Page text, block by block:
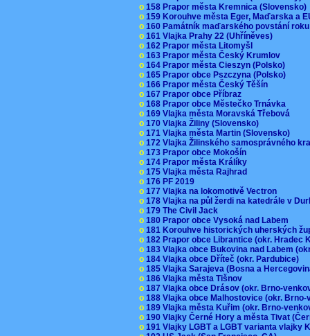
o 158 Prapor města Kremnica (Slovensko)
o 159 Korouhve města Eger, Maďarska a
o 160 Památník maďarského povstání
o 161 Vlajka Prahy 22 (Uhříněves)
o 162 Prapor města Litomyšl
o 163 Prapor města Český Krumlov
o 164 Prapor města Cieszyn (Polsko)
o 165 Prapor obce Pszczyna (Polsko)
o 166 Prapor města Český Těšín
o 167 Prapor obce Příbraz
o 168 Prapor obce Městečko Trnávka
o 169 Vlajka města Moravská Třebová
o 170 Vlajka Žiliny (Slovensko)
o 171 Vlajka města Martin (Slovensko)
o 172 Vlajka Žilinského samosprávného
o 173 Prapor obce Mokošín
o 174 Prapor města Králíky
o 175 Vlajka města Rajhrad
o 176 PF 2019
o 177 Vlajka na lokomotivě Vectron
o 178 Vlajka na půl žerdi na katedrále v
o 179 The Civil Jack
o 180 Prapor obce Vysoká nad Labem
o 181 Korouhve historických uherských
o 182 Prapor obce Librantice (okr. Hradec
o 183 Vlajka obce Bukovina nad Labem
o 184 Vlajka obce Dříteč (okr. Pardubice)
o 185 Vlajka Sarajeva (Bosna a
o 186 Vlajka města Tišnov
o 187 Vlajka obce Drásov (okr. Brno-
o 188 Vlajka obce Malhostovice (okr.
o 189 Vlajka města Kuřim (okr. Brno-
o 190 Vlajky Černé Hory a města Tivat
o 191 Vlajky LGBT a LGBT varianta vlajky